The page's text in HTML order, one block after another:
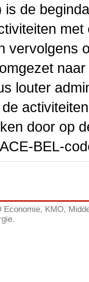
is de
vervolgens
louter
door op
BEL-
Economie, KMO,